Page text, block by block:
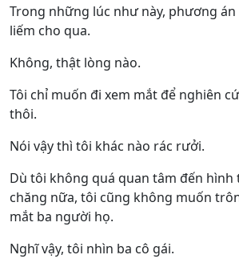
Trong những lúc như này, phương
liếm cho qua.
Không, thật lòng nào.
Tôi chỉ muốn đi xem mắt để nghiên
thôi.
Nói vậy thì tôi khác nào rác rưởi.
Dù tôi không quá quan tâm đến
chăng nữa, tôi cũng không muốn
mắt ba người họ.
Nghĩ vậy, tôi nhìn ba cô gái.